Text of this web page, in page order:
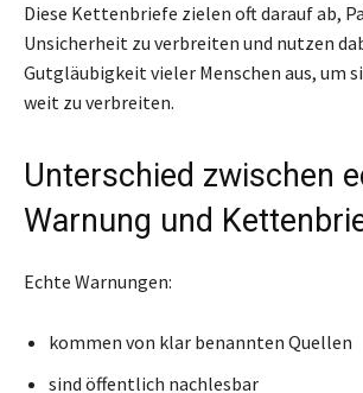
Diese Kettenbriefe zielen oft darauf ab,
Unsicherheit zu verbreiten und nutzen
Gutgläubigkeit vieler Menschen aus, um
weit zu verbreiten.
Unterschied zwischen
Warnung und
Echte Warnungen:
kommen von klar benannten Quellen
sind öffentlich nachlesbar